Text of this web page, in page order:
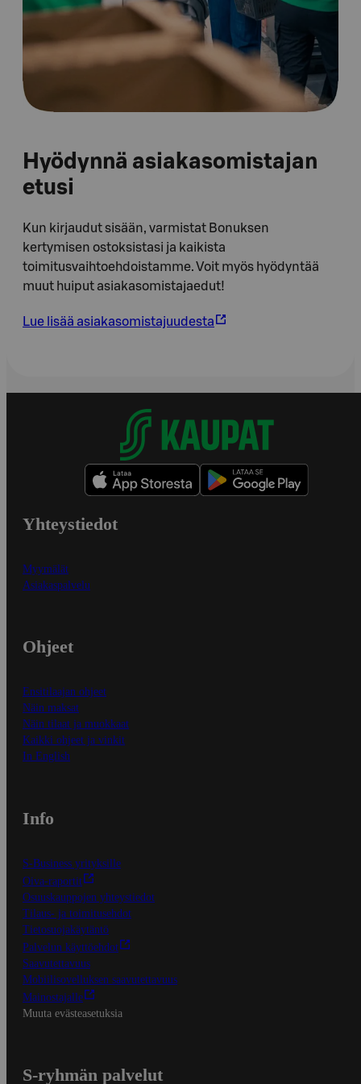
Hyödynnä asiakasomistajan
etusi
Kun kirjaudut sisään, varmistat Bonuksen
kertymisen ostoksistasi ja kaikista
toimitusvaihtoehdoistamme. Voit myös hyödyntää
muut huiput asiakasomistajaedut!
Lue lisää asiakasomistajuudesta
Yhteystiedot
Myymälät
Asiakaspalvelu
Ohjeet
Ensitilaajan ohjeet
Näin maksat
Näin tilaat ja muokkaat
Kaikki ohjeet ja vinkit
In English
Info
S-Business yrityksille
Oiva-raportit
Osuuskauppojen yhteystiedot
Tilaus- ja toimitusehdot
Tietosuojakäytäntö
Palvelun käyttöehdot
Saavutettavuus
Mobiilisovelluksen saavutettavuus
Mainostajalle
Muuta evästeasetuksia
S-ryhmän palvelut